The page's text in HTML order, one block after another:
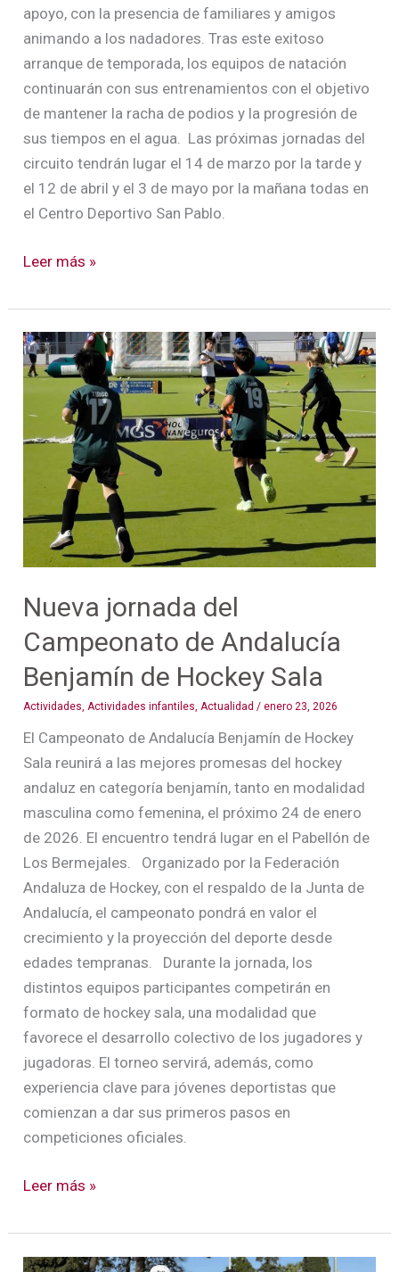
apoyo, con la presencia de familiares y amigos
animando a los nadadores. Tras este exitoso
arranque de temporada, los equipos de natación
continuarán con sus entrenamientos con el objetivo
de mantener la racha de podios y la progresión de
sus tiempos en el agua. Las próximas jornadas del
circuito tendrán lugar el 14 de marzo por la tarde y
el 12 de abril y el 3 de mayo por la mañana todas en
el Centro Deportivo San Pablo.
Leer más »
Nueva jornada del
Campeonato de Andalucía
Benjamín de Hockey Sala
Actividades,Actividades infantiles,Actualidad /enero 23, 2026
El Campeonato de Andalucía Benjamín de Hockey
Sala reunirá a las mejores promesas del hockey
andaluz en categoría benjamín, tanto en modalidad
masculina como femenina, el próximo 24 de enero
de 2026. El encuentro tendrá lugar en el Pabellón de
Los Bermejales. Organizado por la Federación
Andaluza de Hockey, con el respaldo de la Junta de
Andalucía, el campeonato pondrá en valor el
crecimiento y la proyección del deporte desde
edades tempranas. Durante la jornada, los
distintos equipos participantes competirán en
formato de hockey sala, una modalidad que
favorece el desarrollo colectivo de los jugadores y
jugadoras. El torneo servirá, además, como
experiencia clave para jóvenes deportistas que
comienzan a dar sus primeros pasos en
competiciones oficiales.
Nueva
jornada
del
Campeonato
de
Andalucía
Benjamín
de
Hockey
Sala
Leer más »
Última